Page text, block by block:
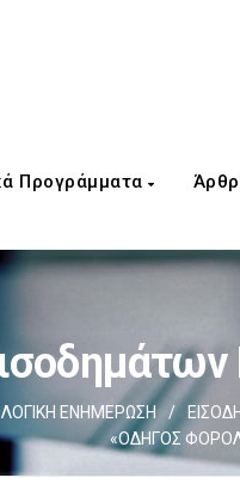
Προγράμματα
ΕΝΗΜΕΡΩΣΗ /
«ΟΔΗΓΟΣ